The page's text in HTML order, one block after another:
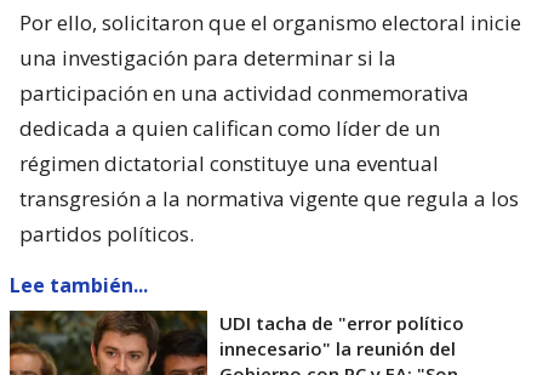
Por ello, solicitaron que el organismo electoral inicie
una investigación para determinar si la
participación en una actividad conmemorativa
dedicada a quien califican como líder de un
régimen dictatorial constituye una eventual
transgresión a la normativa vigente que regula a los
partidos políticos.
Lee también...
UDI tacha de "error político
innecesario" la reunión del